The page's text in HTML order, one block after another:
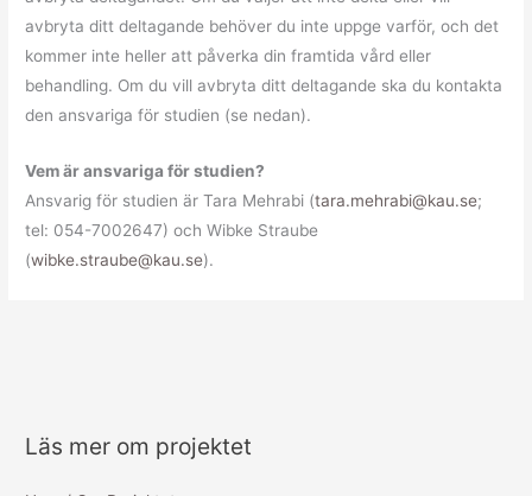
avbryta ditt deltagande behöver du inte uppge varför, och det
kommer inte heller att påverka din framtida vård eller
behandling. Om du vill avbryta ditt deltagande ska du kontakta
den ansvariga för studien (se nedan).
Vem är ansvariga för studien?
Ansvarig för studien är Tara Mehrabi (tara.mehrabi@kau.se;
tel: 054-7002647) och Wibke Straube
(wibke.straube@kau.se).
Läs mer om projektet